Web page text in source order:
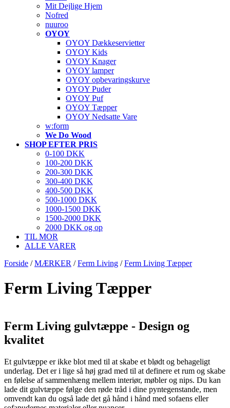
Mit Dejlige Hjem
Nofred
nuuroo
OYOY
OYOY Dækkeservietter
OYOY Kids
OYOY Knager
OYOY lamper
OYOY opbevaringskurve
OYOY Puder
OYOY Puf
OYOY Tæpper
OYOY Nedsatte Vare
w:form
We Do Wood
SHOP EFTER PRIS
0-100 DKK
100-200 DKK
200-300 DKK
300-400 DKK
400-500 DKK
500-1000 DKK
1000-1500 DKK
1500-2000 DKK
2000 DKK og op
TIL MOR
ALLE VARER
Forside /MÆRKER /Ferm Living /Ferm Living Tæpper
Ferm Living Tæpper
Ferm Living gulvtæppe - Design og
kvalitet
Et gulvtæppe er ikke blot med til at skabe et blødt og behageligt
underlag. Det er i lige så høj grad med til at definere et rum og skabe
en følelse af sammenhæng mellem interiør, møbler og nips. Du kan
lade dit gulvtæppe følge den røde tråd i dine pyntegenstande, men
omvendt kan du også lade det gå hånd i hånd med sofaens eller